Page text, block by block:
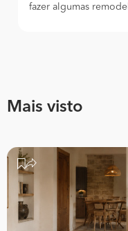
fazer algumas
Mais visto